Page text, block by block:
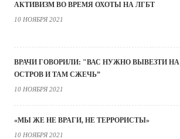
АКТИВИЗМ ВО ВРЕМЯ ОХОТЫ НА ЛГБТ
10 НОЯБРЯ 2021
ВРАЧИ ГОВОРИЛИ: "ВАС НУЖНО ВЫВЕЗТИ НА
ОСТРОВ И ТАМ СЖЕЧЬ”
10 НОЯБРЯ 2021
«МЫ ЖЕ НЕ ВРАГИ, НЕ ТЕРРОРИСТЫ»
10 НОЯБРЯ 2021